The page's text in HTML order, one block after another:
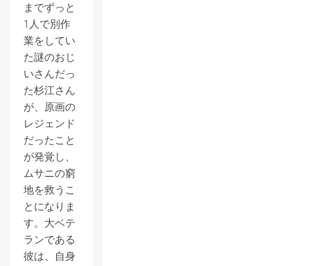
までずっと
1人で別作
業をしてい
た謎のおじ
いさんだっ
た杉江さん
が、原画の
レジェンド
だったこと
が発覚し、
ムサニの窮
地を救うこ
とになりま
す。大ベテ
ランである
彼は、自身